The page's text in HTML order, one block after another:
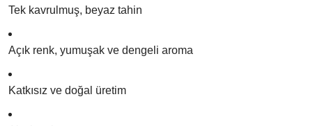
Tek kavrulmuş, beyaz tahin
Açık renk, yumuşak ve dengeli aroma
Katkısız ve doğal üretim